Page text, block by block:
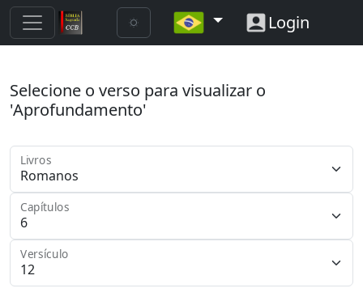
Login
Selecione o verso para visualizar o
'Aprofundamento'
Livros
Capítulos
Versículo